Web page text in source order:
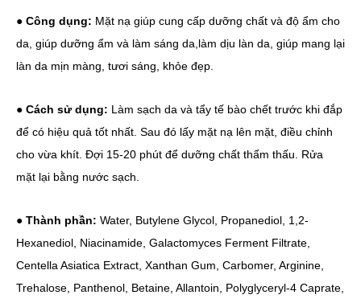
● Công dụng: Mặt nạ giúp cung cấp dưỡng chất và độ ẩm cho
da, giúp dưỡng ẩm và làm sáng da,làm dịu làn da, giúp mang lại
làn da mịn màng, tươi sáng, khỏe đẹp.
● Cách sử dụng: Làm sạch da và tẩy tế bào chết trước khi đắp
để có hiệu quả tốt nhất. Sau đó lấy mặt nạ lên mặt, điều chỉnh
cho vừa khít. Đợi 15-20 phút để dưỡng chất thẩm thấu. Rửa
mặt lại bằng nước sạch.
● Thành phần: Water, Butylene Glycol, Propanediol, 1,2-
Hexanediol, Niacinamide, Galactomyces Ferment Filtrate,
Centella Asiatica Extract, Xanthan Gum, Carbomer, Arginine,
Trehalose, Panthenol, Betaine, Allantoin, Polyglyceryl-4 Caprate,